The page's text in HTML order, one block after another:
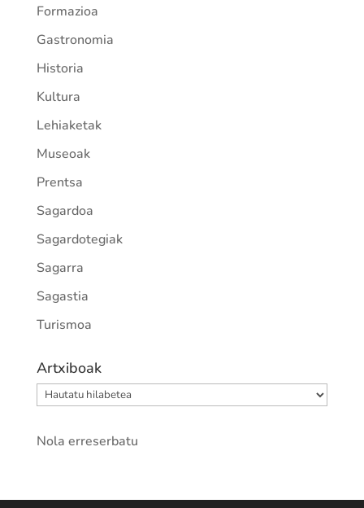
Formazioa
Gastronomia
Historia
Kultura
Lehiaketak
Museoak
Prentsa
Sagardoa
Sagardotegiak
Sagarra
Sagastia
Turismoa
Artxiboak
Artxiboak
Nola erreserbatu